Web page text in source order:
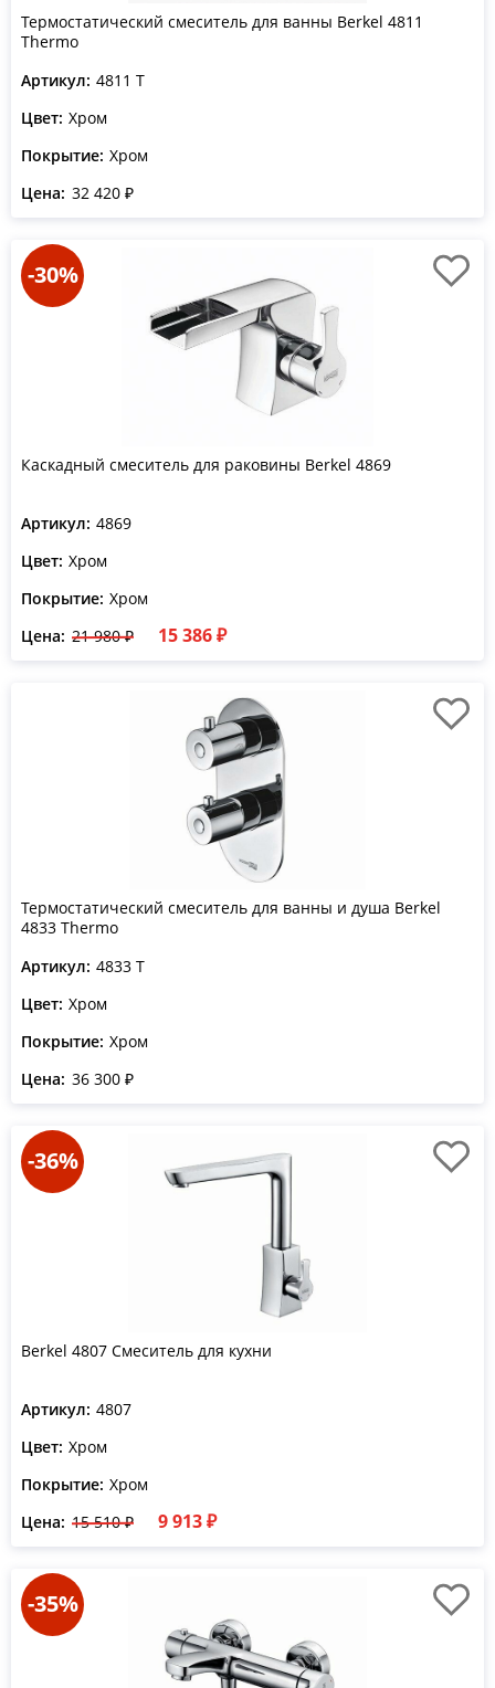
Термостатический смеситель для ванны Berkel 4811
Thermo
Артикул: 4811 T
Цвет: Хром
Покрытие: Хром
Цена: 32 420 ₽
-30%
Каскадный смеситель для раковины Berkel 4869
Артикул: 4869
Цвет: Хром
Покрытие: Хром
Цена: 21 980 ₽ 15 386 ₽
Термостатический смеситель для ванны и душа Berkel
4833 Thermo
Артикул: 4833 T
Цвет: Хром
Покрытие: Хром
Цена: 36 300 ₽
-36%
Berkel 4807 Смеситель для кухни
Артикул: 4807
Цвет: Хром
Покрытие: Хром
Цена: 15 510 ₽ 9 913 ₽
-35%